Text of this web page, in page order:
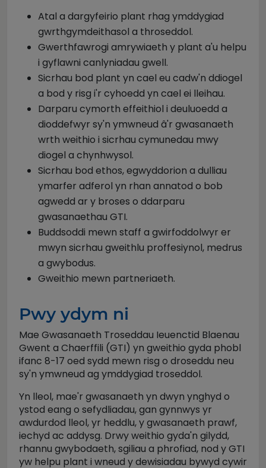
Atal a dargyfeirio plant rhag ymddygiad
gwrthgymdeithasol a throseddol.
Gwerthfawrogi amrywiaeth y plant a'u helpu
i gyflawni canlyniadau gwell.
Sicrhau bod plant yn cael eu cadw'n ddiogel
a bod y risg i'r cyhoedd yn cael ei lleihau.
Darparu cymorth effeithiol i deuluoedd a
dioddefwyr sy'n ymwneud â'r gwasanaeth
wrth weithio i sicrhau cymunedau mwy
diogel a chynhwysol.
Sicrhau bod ethos, egwyddorion a dulliau
ymarfer adferol yn rhan annatod o bob
agwedd ar y broses o ddarparu
gwasanaethau GTI.
Buddsoddi mewn staff a gwirfoddolwyr er
mwyn sicrhau gweithlu proffesiynol, medrus
a gwybodus.
Gweithio mewn partneriaeth.
Pwy ydym ni
Mae Gwasanaeth Troseddau Ieuenctid Blaenau
Gwent a Chaerffili (GTI) yn gweithio gyda phobl
ifanc 8-17 oed sydd mewn risg o droseddu neu
sy'n ymwneud ag ymddygiad troseddol.
Yn lleol, mae'r gwasanaeth yn dwyn ynghyd o
ystod eang o sefydliadau, gan gynnwys yr
awdurdod lleol, yr heddlu, y gwasanaeth prawf,
iechyd ac addysg. Drwy weithio gyda'n gilydd,
rhannu gwybodaeth, sgiliau a phrofiad, nod y GTI
yw helpu plant i wneud y dewisiadau bywyd cywir